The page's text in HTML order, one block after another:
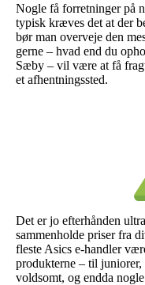
Nogle få forretninger på
typisk kræves det at der
bør man overveje den
gerne – hvad end du
Sæby – vil være at få
et afhentningssted.
Det er jo efterhånden
sammenholde priser fra
fleste Asics e-handler
produkterne – til juniorer,
voldsomt, og endda